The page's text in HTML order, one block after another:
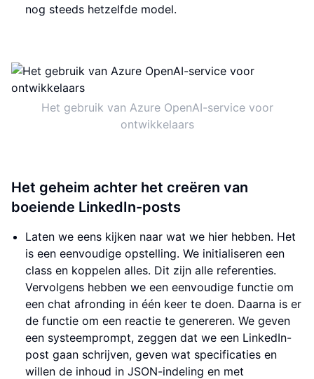
nog steeds hetzelfde model.
Het gebruik van Azure OpenAI-service voor
ontwikkelaars
Het geheim achter het creëren van
boeiende LinkedIn-posts
Laten we eens kijken naar wat we hier hebben. Het
is een eenvoudige opstelling. We initialiseren een
class en koppelen alles. Dit zijn alle referenties.
Vervolgens hebben we een eenvoudige functie om
een chat afronding in één keer te doen. Daarna is er
de functie om een reactie te genereren. We geven
een systeemprompt, zeggen dat we een LinkedIn-
post gaan schrijven, geven wat specificaties en
willen de inhoud in JSON-indeling en met